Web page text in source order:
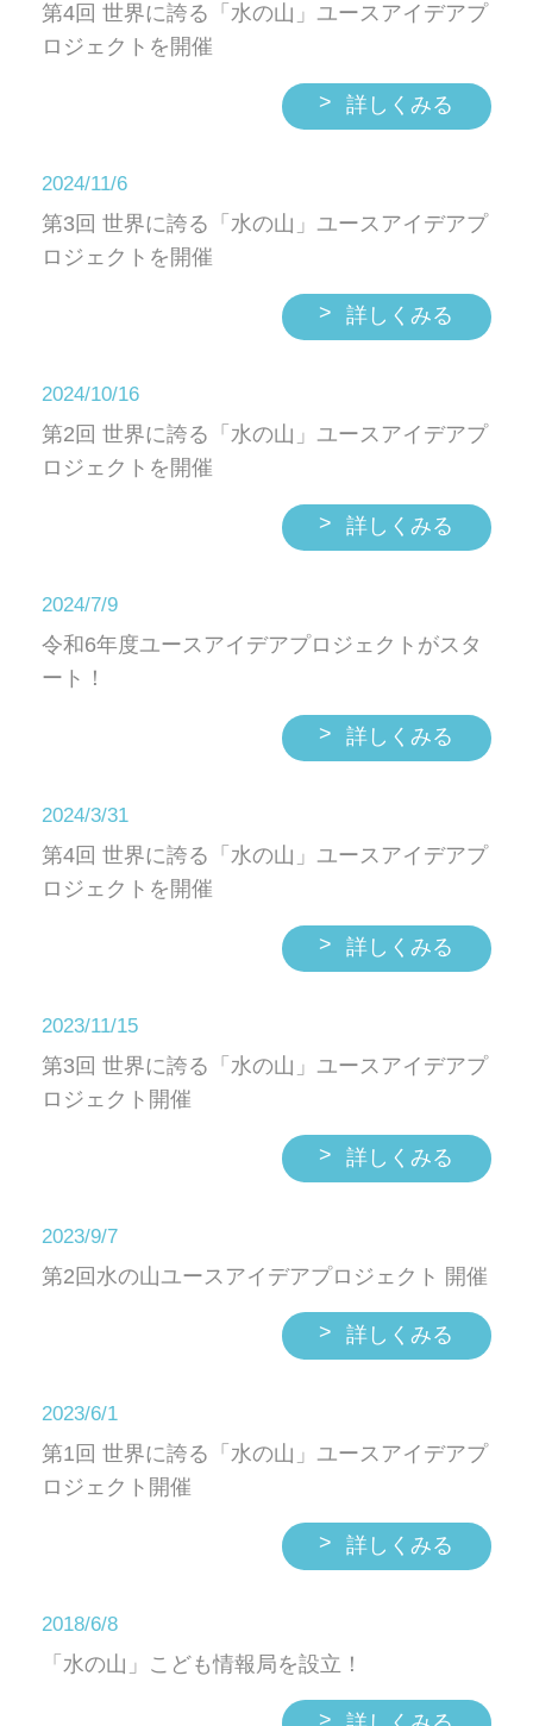
第4回 世界に誇る「水の山」ユースアイデアプ
ロジェクトを開催
> 詳しくみる
2024/11/6
第3回 世界に誇る「水の山」ユースアイデアプ
ロジェクトを開催
> 詳しくみる
2024/10/16
第2回 世界に誇る「水の山」ユースアイデアプ
ロジェクトを開催
> 詳しくみる
2024/7/9
令和6年度ユースアイデアプロジェクトがスタ
ート！
> 詳しくみる
2024/3/31
第4回 世界に誇る「水の山」ユースアイデアプ
ロジェクトを開催
> 詳しくみる
2023/11/15
第3回 世界に誇る「水の山」ユースアイデアプ
ロジェクト開催
> 詳しくみる
2023/9/7
第2回水の山ユースアイデアプロジェクト 開催
> 詳しくみる
2023/6/1
第1回 世界に誇る「水の山」ユースアイデアプ
ロジェクト開催
> 詳しくみる
2018/6/8
「水の山」こども情報局を設立！
>